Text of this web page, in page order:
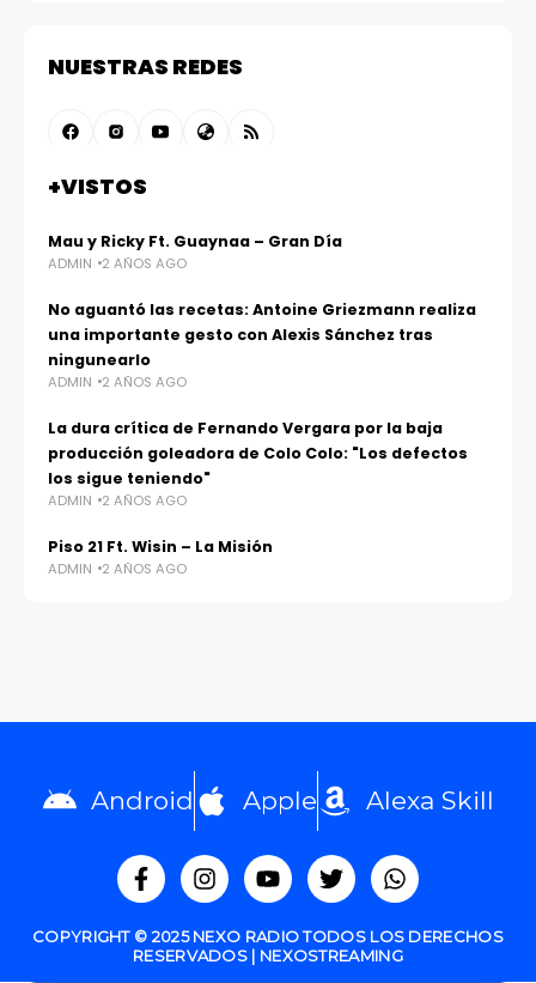
NUESTRAS REDES
+VISTOS
Mau y Ricky Ft. Guaynaa – Gran Día
ADMIN 2 AÑOS AGO
No aguantó las recetas: Antoine Griezmann realiza
una importante gesto con Alexis Sánchez tras
ningunearlo
ADMIN 2 AÑOS AGO
La dura crítica de Fernando Vergara por la baja
producción goleadora de Colo Colo: "Los defectos
los sigue teniendo"
ADMIN 2 AÑOS AGO
Piso 21 Ft. Wisin – La Misión
ADMIN 2 AÑOS AGO
Android Apple Alexa Skill
COPYRIGHT © 2025 NEXO RADIO TODOS LOS DERECHOS
RESERVADOS | NEXOSTREAMING